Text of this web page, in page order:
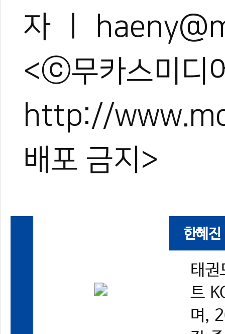
자 ㅣ
<ⓒ무카스미디
http://
배포 금지>